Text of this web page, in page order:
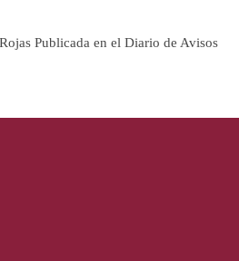
Publicada en el Diario de Avisos